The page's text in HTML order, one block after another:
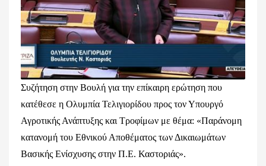
Συζήτηση στην Βουλή για την επίκαιρη ερώτηση που
κατέθεσε η Ολυμπία Τελιγιορίδου προς τον Υπουργό
Αγροτικής Ανάπτυξης και Τροφίμων με θέμα: «Παράνομη
κατανομή του Εθνικού Αποθέματος των Δικαιωμάτων
Βασικής Ενίσχυσης στην Π.Ε. Καστοριάς».